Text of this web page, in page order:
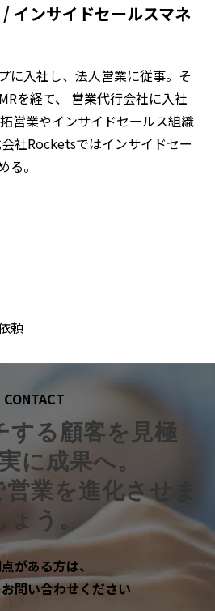
インサイドセールスマネ
に入社し、法人営業に従事。そ
を経て、 営業代行会社に入社
営業やインサイドセールス組織
社Rocketsではインサイドセー
る。
頼
CONTACT
する顧客を見極
に成果へ。
業を進化させま
ょう。
がある方は、
問い合わせください